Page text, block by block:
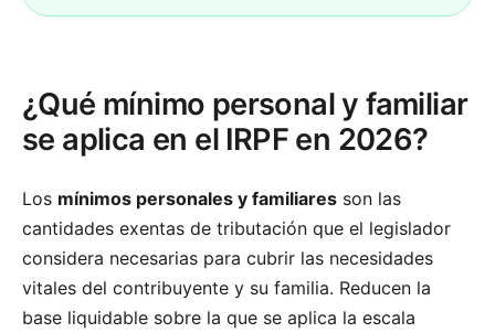
¿Qué mínimo personal y familiar
se aplica en el IRPF en 2026?
Los mínimos personales y familiares son las
cantidades exentas de tributación que el legislador
considera necesarias para cubrir las necesidades
vitales del contribuyente y su familia. Reducen la
base liquidable sobre la que se aplica la escala